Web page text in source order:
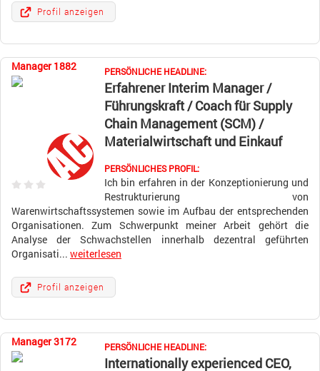
Profil anzeigen
Manager 1882 PERSÖNLICHE HEADLINE:
Erfahrener Interim Manager /
Führungskraft / Coach für Supply
Chain Management (SCM) /
Materialwirtschaft und Einkauf
PERSÖNLICHES PROFIL:
Ich bin erfahren in der Konzeptionierung und
Restrukturierung von
Warenwirtschaftssystemen sowie im Aufbau der entsprechenden
Organisationen. Zum Schwerpunkt meiner Arbeit gehört die
Analyse der Schwachstellen innerhalb dezentral geführten
Organisati... weiterlesen
Profil anzeigen
Manager 3172 PERSÖNLICHE HEADLINE:
Internationally experienced CEO,